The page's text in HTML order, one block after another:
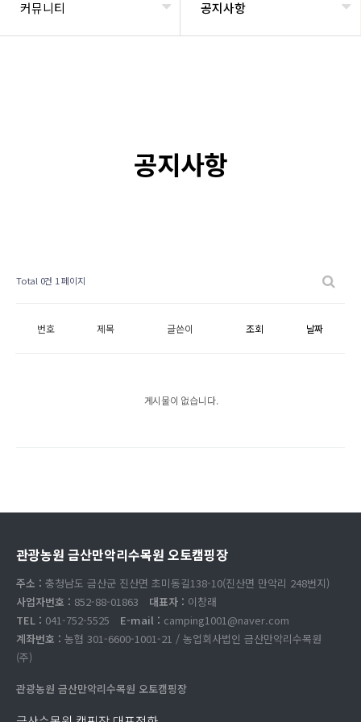
커뮤니티 공지사항
공지사항
Total 0건 1 페이지
번호 제목 글쓴이 조회 날짜
게시물이 없습니다.
관광농원 금산만악리수목원 오토캠핑장
주소 : 충청남도 금산군 진산면 초미동길138-10(진산면 만악리 248번지)
사업자번호 : 852-88-01863 대표자 : 이창래
TEL : 041-752-5525 E-mail : camping1001@naver.com
계좌번호 : 농협 301-6600-1001-21 / 농업회사법인 금산만악리수목원
(주)
관광농원 금산만악리수목원 오토캠핑장